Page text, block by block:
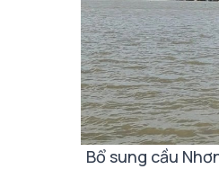
Bổ sung cầu